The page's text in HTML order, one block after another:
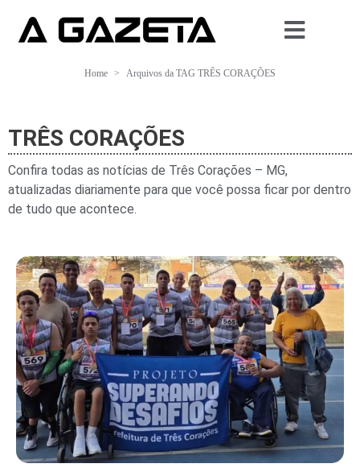
Home Arquivos da TAG TRÊS CORAÇÕES
TRÊS CORAÇÕES
Confira todas as notícias de Três Corações – MG,
atualizadas diariamente para que você possa ficar por dentro
de tudo que acontece.